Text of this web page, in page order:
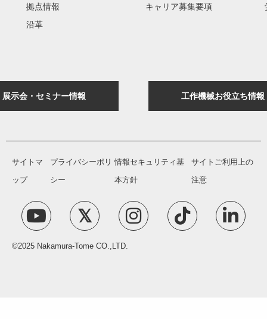
拠点情報
沿革
キャリア募集要項
展示会・セミナー情報 工作機械お役立ち情報
サイトマ
ップ
プライバシーポリ
シー
情報セキュリティ基
本方針
サイトご利用上の
注意
©2025 Nakamura-Tome CO.,LTD.